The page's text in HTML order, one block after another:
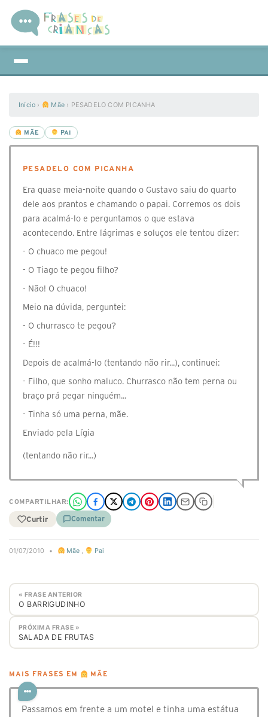
Início › Mãe › PESADELO COM PICANHA
MÃE PAI
PESADELO COM PICANHA
Era quase meia-noite quando o Gustavo saiu do quarto
dele aos prantos e chamando o papai. Corremos os dois
para acalmá-lo e perguntamos o que estava
acontecendo. Entre lágrimas e soluços ele tentou dizer:
- O chuaco me pegou!
- O Tiago te pegou filho?
- Não! O chuaco!
Meio na dúvida, perguntei:
- O churrasco te pegou?
- É!!!
Depois de acalmá-lo (tentando não rir...), continuei:
- Filho, que sonho maluco. Churrasco não tem perna ou
braço prá pegar ninguém...
- Tinha só uma perna, mãe.
Enviado pela Lígia
(tentando não rir...)
COMPARTILHAR:
Curtir Comentar
01/07/2010 • Mãe , Pai
« FRASE ANTERIOR
O BARRIGUDINHO
PRÓXIMA FRASE »
SALADA DE FRUTAS
MAIS FRASES EM MÃE
Passamos em frente a um motel e tinha uma estátua